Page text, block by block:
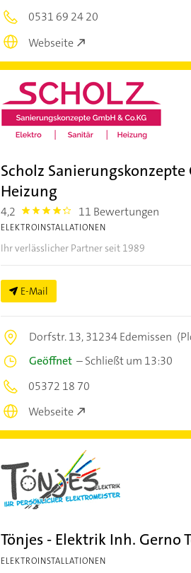
0531 69 24 20
Webseite
Scholz
Heizung
4,2 4.2000003 11 Bewertungen
ELEKTROINSTALLATIONEN
Ihr verlässlicher Partner seit 1989
E-Mail
Dorfstr. 13,31234 Edemissen
Geöffnet–Schließt um 13:30
05372 18 70
Webseite
Tönjes - Elektrik Inh. Gerno
ELEKTROINSTALLATIONEN